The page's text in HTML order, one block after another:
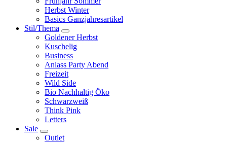
Herbst Winter
Basics Ganzjahresartikel
Stil/Thema
Goldener Herbst
Kuschelig
Business
Anlass Party Abend
Freizeit
Wild Side
Bio Nachhaltig Öko
Schwarzweiß
Think Pink
Letters
Sale
Outlet